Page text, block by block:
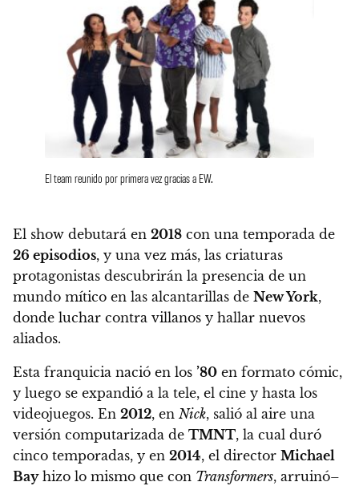
El team reunido por primera vez gracias a EW.
El show debutará en 2018 con una temporada de
26 episodios, y una vez más, las criaturas
protagonistas descubrirán la presencia de un
mundo mítico en las alcantarillas de New York,
donde luchar contra villanos y hallar nuevos
aliados.
Esta franquicia nació en los ’80 en formato cómic,
y luego se expandió a la tele, el cine y hasta los
videojuegos. En 2012, en Nick, salió al aire una
versión computarizada de TMNT, la cual duró
cinco temporadas, y en 2014, el director Michael
Bayhizo lo mismo que con Transformers, arruinó–